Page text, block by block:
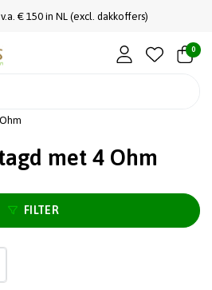
€ 150 in NL (excl. dakkoffers)
0
met 4 Ohm
FILTER